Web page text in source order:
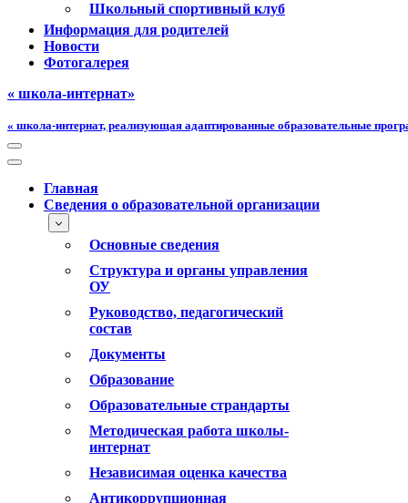
Школьный спортивный клуб
Информация для родителей
Новости
Фотогалерея
« школа-интернат»
« школа-интернат, реализующая адаптированные образовательные
Меню
навигации
Меню
навигацииГлавная
Сведения о образовательной организации
Основные сведения
Структура и органы управления
ОУ
Руководство, педагогический
состав
Документы
Образование
Образовательные страндарты
Методическая работа школы-
интернат
Независимая оценка качества
Антикоррупционная